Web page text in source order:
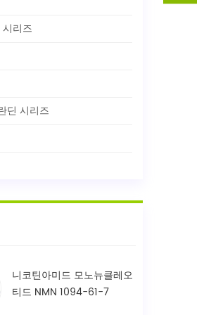
리즈
딘 시리즈
니코틴아미드 모노뉴클레오
티드 NMN 1094-61-7